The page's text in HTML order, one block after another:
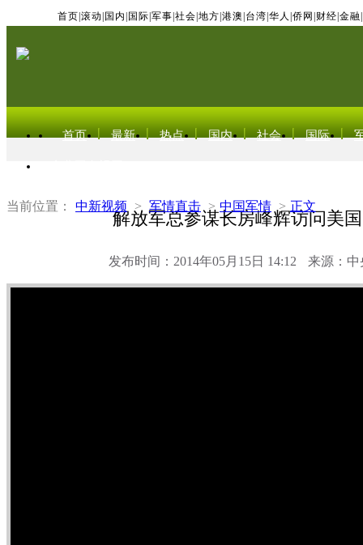
首页 滚动 国内 国际 军事 社会 地方 港澳 台湾 华人 侨网 财经 金融
首页 最新 热点 国内 社会 国际
当前位置： 中新视频 > 军情直击 > 中国军情 > 正文
解放军总参谋长房峰辉访问美
发布时间：2014年05月15日 14:12 来源：中